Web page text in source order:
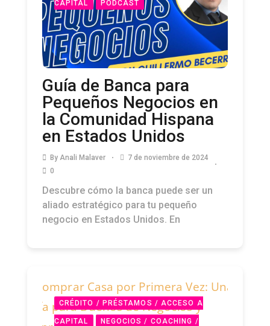
CAPITAL PODCAST
Guía de Banca para
Pequeños Negocios en
la Comunidad Hispana
en Estados Unidos
By Anali Malaver
7 de noviembre de 2024
0
Descubre cómo la banca puede ser un
aliado estratégico para tu pequeño
negocio en Estados Unidos. En
CRÉDITO / PRÉSTAMOS / ACCESO A
CAPITAL NEGOCIOS / COACHING /